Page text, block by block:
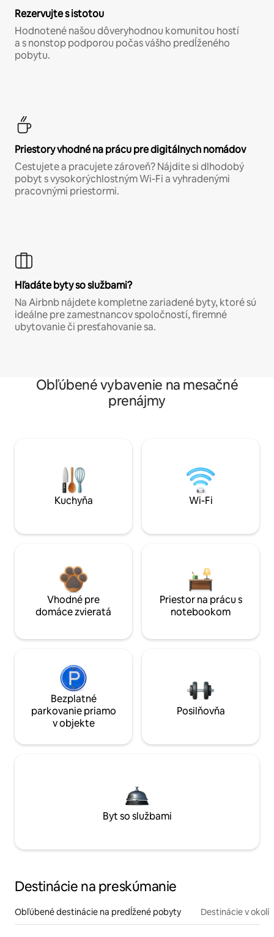
Rezervujte s istotou
Hodnotené našou dôveryhodnou komunitou hostí
a s nonstop podporou počas vášho predĺženého
pobytu.
Priestory vhodné na prácu pre digitálnych nomádov
Cestujete a pracujete zároveň? Nájdite si dlhodobý
pobyt s vysokorýchlostným Wi-Fi a vyhradenými
pracovnými priestormi.
Hľadáte byty so službami?
Na Airbnb nájdete kompletne zariadené byty, ktoré sú
ideálne pre zamestnancov spoločností, firemné
ubytovanie či presťahovanie sa.
Obľúbené vybavenie na mesačné
prenájmy
Kuchyňa Wi-Fi
Vhodné pre
domáce zvieratá
Priestor na prácu s
notebookom
Bezplatné
parkovanie priamo
v objekte
Posilňovňa
Byt so službami
Destinácie na preskúmanie
Obľúbené destinácie na predĺžené pobyty Destinácie v okolí